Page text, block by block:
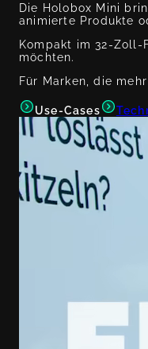
Die Holobox Mini
animierte Produkte
Kompakt im 32-
möchten.
Für Marken, die
Use-Cases